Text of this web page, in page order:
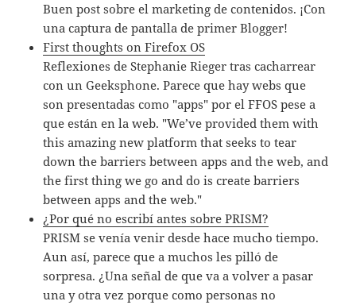
Buen post sobre el marketing de contenidos. ¡Con
una captura de pantalla de primer Blogger!
First thoughts on Firefox OS
Reflexiones de Stephanie Rieger tras cacharrear
con un Geeksphone. Parece que hay webs que
son presentadas como "apps" por el FFOS pese a
que están en la web. "We’ve provided them with
this amazing new platform that seeks to tear
down the barriers between apps and the web, and
the first thing we go and do is create barriers
between apps and the web."
¿Por qué no escribí antes sobre PRISM?
PRISM se venía venir desde hace mucho tiempo.
Aun así, parece que a muchos les pilló de
sorpresa. ¿Una señal de que va a volver a pasar
una y otra vez porque como personas no